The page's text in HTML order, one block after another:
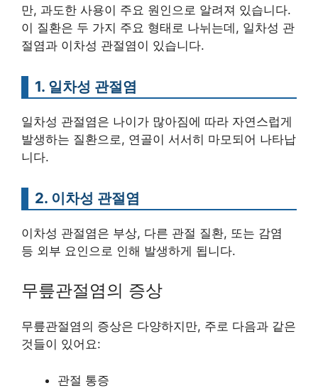
만, 과도한 사용이 주요 원인으로 알려져 있습니다.
이 질환은 두 가지 주요 형태로 나뉘는데, 일차성 관
절염과 이차성 관절염이 있습니다.
1. 일차성 관절염
일차성 관절염은 나이가 많아짐에 따라 자연스럽게
발생하는 질환으로, 연골이 서서히 마모되어 나타납
니다.
2. 이차성 관절염
이차성 관절염은 부상, 다른 관절 질환, 또는 감염
등 외부 요인으로 인해 발생하게 됩니다.
무릎관절염의 증상
무릎관절염의 증상은 다양하지만, 주로 다음과 같은
것들이 있어요:
관절 통증